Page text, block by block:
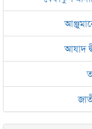
আযাদ